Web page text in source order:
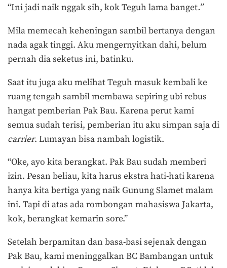
“Ini jadi naik nggak sih, kok Teguh lama banget.”
Mila memecah keheningan sambil bertanya dengan
nada agak tinggi. Aku mengernyitkan dahi, belum
pernah dia seketus ini, batinku.
Saat itu juga aku melihat Teguh masuk kembali ke
ruang tengah sambil membawa sepiring ubi rebus
hangat pemberian Pak Bau. Karena perut kami
semua sudah terisi, pemberian itu aku simpan saja di
carrier. Lumayan bisa nambah logistik.
“Oke, ayo kita berangkat. Pak Bau sudah memberi
izin. Pesan beliau, kita harus ekstra hati-hati karena
hanya kita bertiga yang naik Gunung Slamet malam
ini. Tapi di atas ada rombongan mahasiswa Jakarta,
kok, berangkat kemarin sore.”
Setelah berpamitan dan basa-basi sejenak dengan
Pak Bau, kami meninggalkan BC Bambangan untuk